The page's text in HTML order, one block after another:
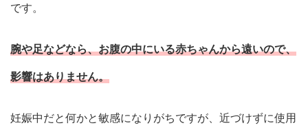
です。
腕や足などなら、お腹の中にいる赤ちゃんから遠いので、
影響はありません。
妊娠中だと何かと敏感になりがちですが、近づけずに使用